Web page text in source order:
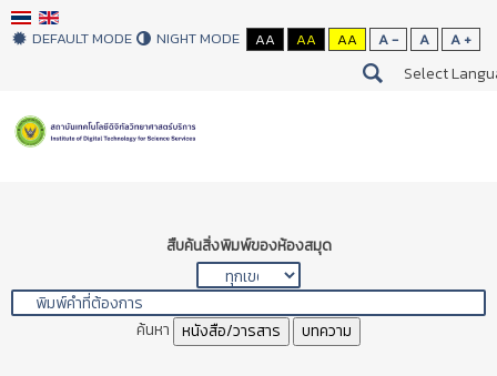
DEFAULT MODE NIGHT MODE AA AA AA A - A A +
Select
สืบค้นสิ่งพิมพ์ของห้องสมุด
ค้นหา หนังสือ/วารสาร บทความ